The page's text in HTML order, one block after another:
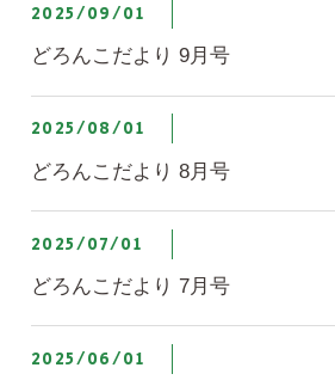
2025/09/01
どろんこだより 9月号
2025/08/01
どろんこだより 8月号
2025/07/01
どろんこだより 7月号
2025/06/01